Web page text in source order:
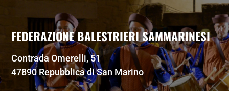
FEDERAZIONE BALESTRIERI SAMMARINESI
Contrada Omerelli, 51
47890 Repubblica di San Marino